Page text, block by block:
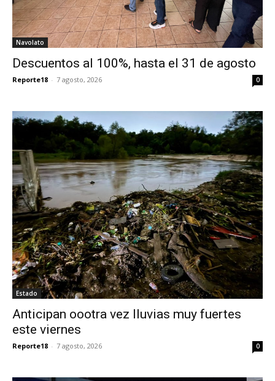
Navolato
Descuentos al 100%, hasta el 31 de agosto
Reporte18 - 7 agosto, 2026 0
Estado
Anticipan oootra vez lluvias muy fuertes
este viernes
Reporte18 - 7 agosto, 2026 0